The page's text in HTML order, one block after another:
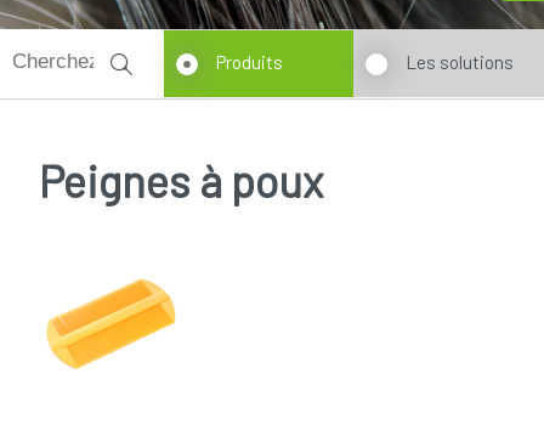
Produits Les solutions
Peignes à poux